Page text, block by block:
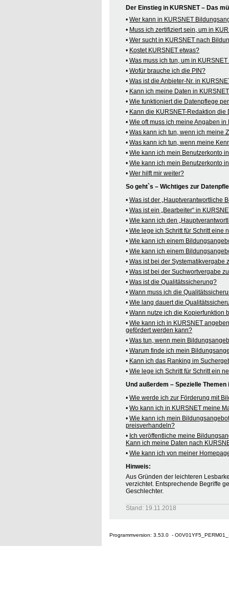
Der Einstieg in KURSNET – Das
• Wer kann in KURSNET
• Muss ich zertifiziert sein, um in
• Wer sucht in KURSNET nach
• Kostet KURSNET etwas?
• Was muss ich tun, um in
• Wofür brauche ich die PIN?
• Was ist die Anbieter-Nr. in
• Kann ich meine Daten in
• Wie funktioniert die Datenpflege
• Kann die KURSNET-Redaktion
• Wie oft muss ich meine Angaben
• Was kann ich tun, wenn ich meine
• Was kann ich tun, wenn meine
• Wie kann ich mein Benutzerkonto
• Wie kann ich mein Benutzerkonto
• Wer hilft mir weiter?
So geht`s – Wichtiges zur
• Was ist der „Hauptverantwortliche
• Was ist ein „Bearbeiter“ in
• Wie kann ich den
• Wie lege ich Schritt für Schritt eine
• Wie kann ich einem
• Wie kann ich einem
• Was ist bei der Systematikvergabe
• Was ist bei der Suchwortvergabe
• Was ist die Qualitätssicherung?
• Wann muss ich die
• Wie lang dauert die
• Wann nutze ich die Kopierfunktion
• Wie kann ich in KURSNET
gefördert werden kann?
• Was tun, wenn mein
• Warum finde ich mein
• Kann ich das Ranking im
• Wie lege ich Schritt für Schritt ein
Und außerdem – Spezielle Themen
• Wie werde ich zur Förderung mit
• Wo kann ich in KURSNET meine
• Wie kann ich mein
preisverhandeln?
• Ich veröffentliche meine
Kann ich meine Daten nach
• Wie kann ich von meiner
Hinweis:
Aus Gründen der leichteren
verzichtet. Entsprechende Begriffe
Geschlechter.
Stand: 19.11.2018
Programmversion: 3.53.0 -